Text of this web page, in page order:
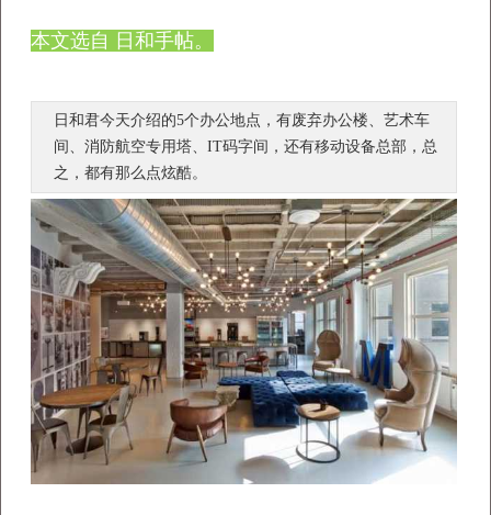
本文选自 日和手帖。
日和君今天介绍的5个办公地点，有废弃办公楼、艺术车
间、消防航空专用塔、IT码字间，还有移动设备总部，总
之，都有那么点炫酷。